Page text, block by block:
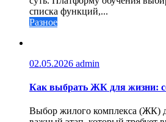
списка функций,...
Разное
02.05.2026 admin
Как выбрать ЖК для жизни:
Выбор жилого комплекса (ЖК)